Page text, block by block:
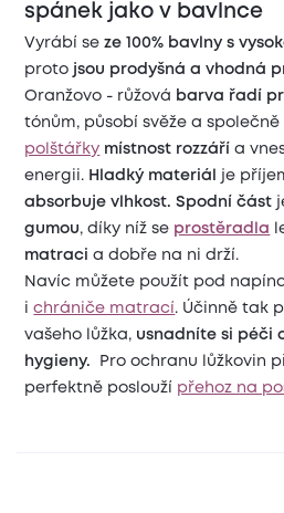
spánek jako v bavlnce
Vyrábí seze 100% bavlny s
proto jsou prodyšná a vhodná
Oranžovo - růžová barva řadí
tónům, působí svěže a společně
polštářky místnost rozzáří a
energii. Hladký materiál je
absorbuje vlhkost. Spodní část
gumou, díky níž se prostěradla
matraci a dobře na ni drží.
Navíc můžete použít pod
ichrániče matrací. Účinně tak
vašeho lůžka, usnadníte si péči
hygieny.
Pro ochranu lůžkovin
perfektně poslouží přehoz na